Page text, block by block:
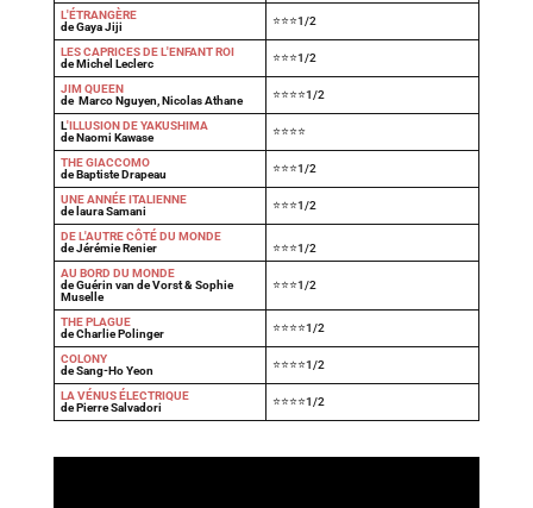
L'ÉTRANGÈRE
de Gaya Jiji
⭐⭐⭐1/2
LES CAPRICES DE L'ENFANT ROI
de Michel Leclerc
⭐⭐⭐1/2
JIM QUEEN
de Marco Nguyen, Nicolas Athane
⭐⭐⭐⭐1/2
L'ILLUSION DE YAKUSHIMA
de Naomi Kawase
⭐⭐⭐⭐
THE GIACCOMO
de Baptiste Drapeau
⭐⭐⭐1/2
UNE ANNÉE ITALIENNE
de laura Samani
⭐⭐⭐1/2
DE L'AUTRE CÔTÉ DU MONDE
de Jérémie Renier
⭐⭐⭐1/2
AU BORD DU MONDE
de Guérin van de Vorst & Sophie
Muselle
⭐⭐⭐1/2
THE PLAGUE
de Charlie Polinger
⭐⭐⭐⭐1/2
COLONY
de Sang-Ho Yeon
⭐⭐⭐⭐1/2
LA VÉNUS ÉLECTRIQUE
de Pierre Salvadori
⭐⭐⭐⭐1/2